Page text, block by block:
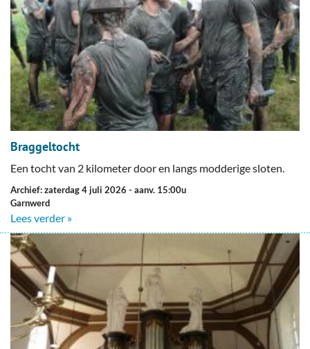
Braggeltocht
Een tocht van 2 kilometer door en langs modderige sloten.
Archief: zaterdag 4 juli 2026 - aanv. 15:00u
Garnwerd
Lees verder »